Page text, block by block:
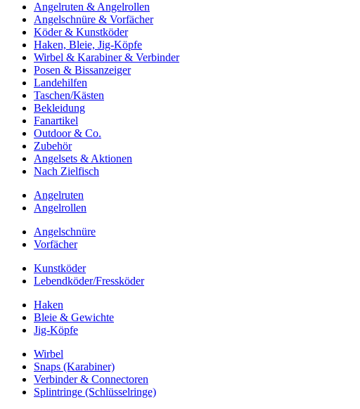
Angelruten & Angelrollen
Angelschnüre & Vorfächer
Köder & Kunstköder
Haken, Bleie, Jig-Köpfe
Wirbel & Karabiner & Verbinder
Posen & Bissanzeiger
Landehilfen
Taschen/Kästen
Bekleidung
Fanartikel
Outdoor & Co.
Zubehör
Angelsets & Aktionen
Nach Zielfisch
Angelruten
Angelrollen
Angelschnüre
Vorfächer
Kunstköder
Lebendköder/Fressköder
Haken
Bleie & Gewichte
Jig-Köpfe
Wirbel
Snaps (Karabiner)
Verbinder & Connectoren
Splintringe (Schlüsselringe)